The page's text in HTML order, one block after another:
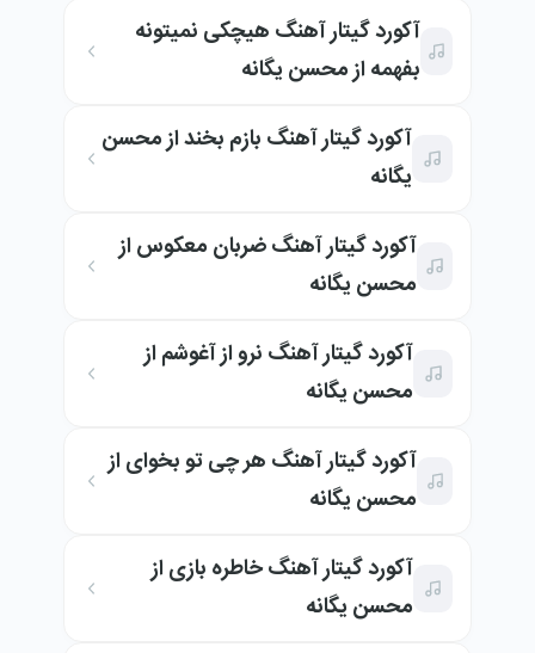
آکورد گیتار آهنگ هیچکی نمیتونه
بفهمه از محسن یگانه
آکورد گیتار آهنگ بازم بخند از محسن
یگانه
آکورد گیتار آهنگ ضربان معکوس از
محسن یگانه
آکورد گیتار آهنگ نرو از آغوشم از
محسن یگانه
آکورد گیتار آهنگ هر چی تو بخوای از
محسن یگانه
آکورد گیتار آهنگ خاطره بازی از
محسن یگانه